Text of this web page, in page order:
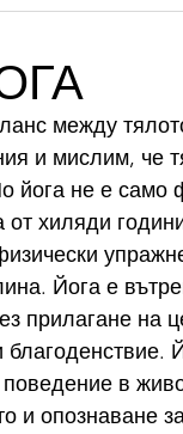
между
и мислим, че
йога не е само
хиляди
Йога е
прилагане на
в
и опознаване